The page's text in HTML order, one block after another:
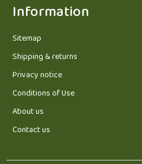
Information
Sitemap
Shipping & returns
Privacy notice
Conditions of Use
About us
Contact us